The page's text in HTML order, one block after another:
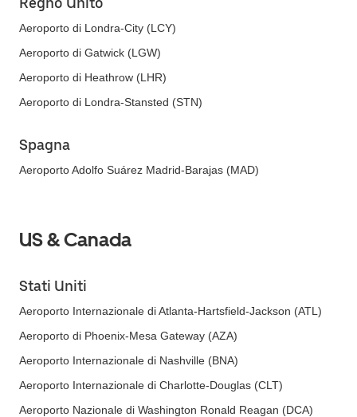
Aeroporto di Londra-City (LCY)
Aeroporto di Gatwick (LGW)
Aeroporto di Heathrow (LHR)
Aeroporto di Londra-Stansted (STN)
Spagna
Aeroporto Adolfo Suárez Madrid-Barajas (MAD)
US & Canada
Stati Uniti
Aeroporto Internazionale di Atlanta-Hartsfield-Jackson (ATL)
Aeroporto di Phoenix-Mesa Gateway (AZA)
Aeroporto Internazionale di Nashville (BNA)
Aeroporto Internazionale di Charlotte-Douglas (CLT)
Aeroporto Nazionale di Washington Ronald Reagan (DCA)